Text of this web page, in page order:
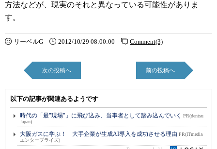
方法などが、現実のそれと異なっている可能性がありま
す。
リーベルG 2012/10/29 08:00:00 Comment(3)
次の投稿へ 前の投稿へ
以下の記事が関連あるようです
時代の「最"現場"」に飛び込み、当事者として踏み込んでいく
PR(dentsu
Japan)
大阪ガスに学ぶ！ 大手企業が生成AI導入を成功させる理由 PR(ITmedia
エンタープライズ)